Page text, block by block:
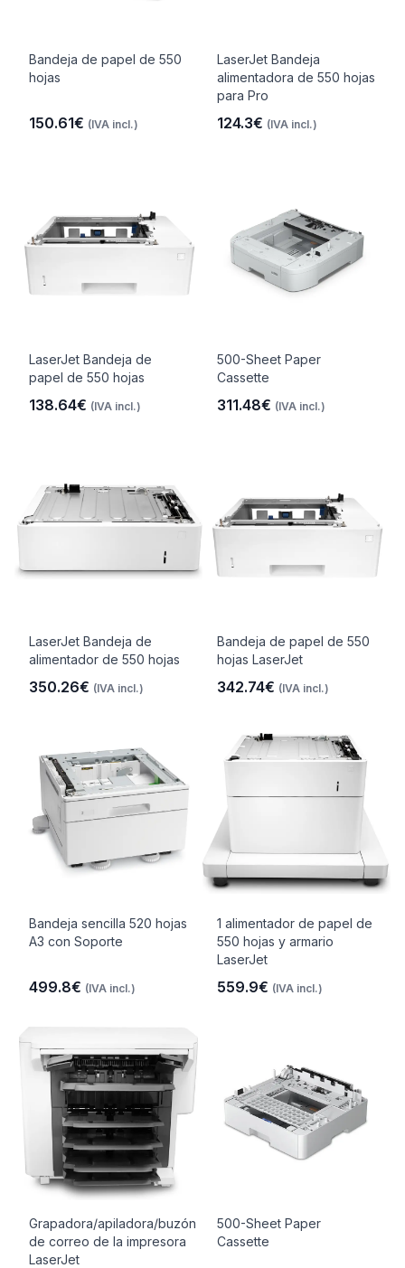
Bandeja de papel de 550
hojas
150.61€ (IVA incl.)
LaserJet Bandeja
alimentadora de 550 hojas
para Pro
124.3€ (IVA incl.)
LaserJet Bandeja de
papel de 550 hojas
138.64€ (IVA incl.)
500-Sheet Paper
Cassette
311.48€ (IVA incl.)
LaserJet Bandeja de
alimentador de 550 hojas
350.26€ (IVA incl.)
Bandeja de papel de 550
hojas LaserJet
342.74€ (IVA incl.)
Bandeja sencilla 520 hojas
A3 con Soporte
499.8€ (IVA incl.)
1 alimentador de papel de
550 hojas y armario
LaserJet
559.9€ (IVA incl.)
Grapadora/apiladora/buzón
de correo de la impresora
LaserJet
500-Sheet Paper
Cassette